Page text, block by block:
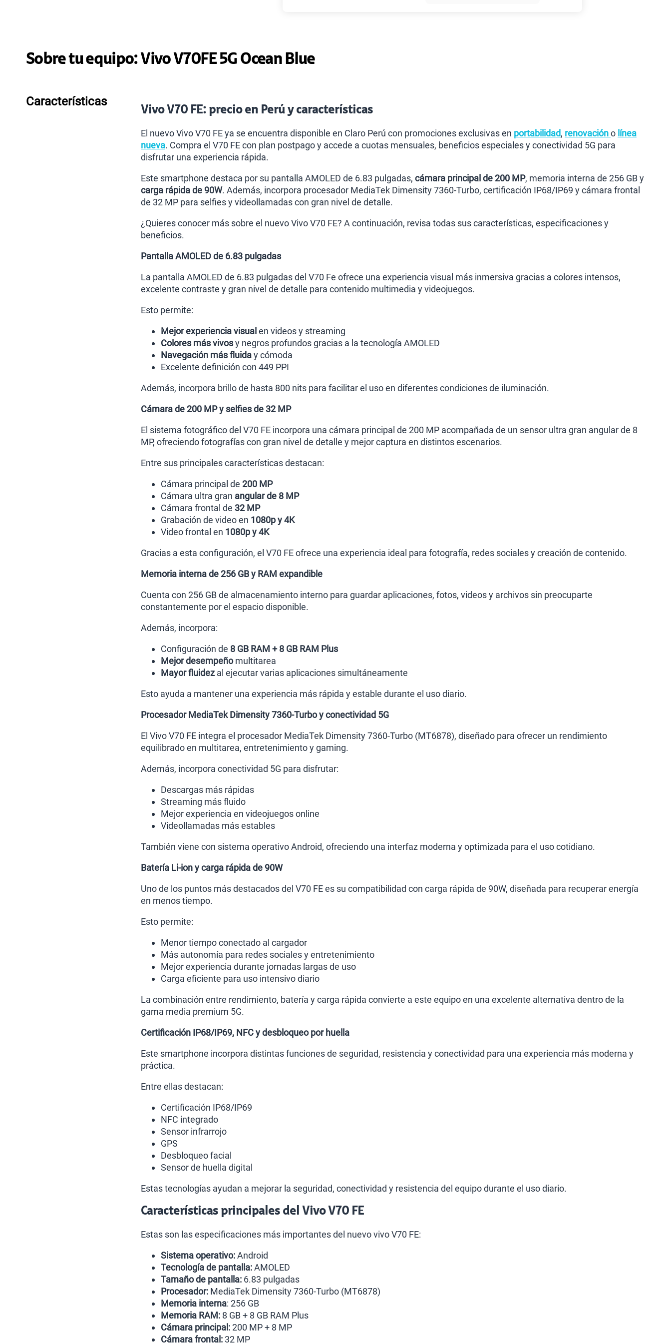
Sobre tu equipo:Vivo V70FE 5G Ocean Blue
Características
Vivo V70 FE: precio en Perú y características
El nuevo Vivo V70 FE ya se encuentra disponible en Claro Perú con promociones exclusivas en portabilidad, renovacióno línea
nueva. Compra el V70 FE con plan postpago y accede a cuotas mensuales, beneficios especiales y conectividad 5G para
disfrutar una experiencia rápida.
Este smartphone destaca por su pantalla AMOLED de 6.83 pulgadas, cámara principal de 200 MP, memoria interna de 256 GB y
carga rápida de 90W. Además, incorpora procesador MediaTek Dimensity 7360-Turbo, certificación IP68/IP69 y cámara frontal
de 32 MP para selfies y videollamadas con gran nivel de detalle.
¿Quieres conocer más sobre el nuevo Vivo V70 FE? A continuación, revisa todas sus características, especificaciones y
beneficios.
Pantalla AMOLED de 6.83 pulgadas
La pantalla AMOLED de 6.83 pulgadas del V70 Fe ofrece una experiencia visual más inmersiva gracias a colores intensos,
excelente contraste y gran nivel de detalle para contenido multimedia y videojuegos.
Esto permite:
Mejor experiencia visual en videos y streaming
Colores más vivosy negros profundos gracias a la tecnología AMOLED
Navegación más fluiday cómoda
Excelente definición con 449 PPI
Además, incorpora brillo de hasta 800 nits para facilitar el uso en diferentes condiciones de iluminación.
Cámara de 200 MP y selfies de 32 MP
El sistema fotográfico del V70 FE incorpora una cámara principal de 200 MP acompañada de un sensor ultra gran angular de 8
MP, ofreciendo fotografías con gran nivel de detalle y mejor captura en distintos escenarios.
Entre sus principales características destacan:
Cámara principal de 200 MP
Cámara ultra gran angular de 8 MP
Cámara frontal de 32 MP
Grabación de video en 1080p y 4K
Video frontal en 1080p y 4K
Gracias a esta configuración, el V70 FE ofrece una experiencia ideal para fotografía, redes sociales y creación de contenido.
Memoria interna de 256 GB y RAM expandible
Cuenta con 256 GB de almacenamiento interno para guardar aplicaciones, fotos, videos y archivos sin preocuparte
constantemente por el espacio disponible.
Además, incorpora:
Configuración de 8 GB RAM + 8 GB RAM Plus
Mejor desempeñomultitarea
Mayor fluidez al ejecutar varias aplicaciones simultáneamente
Esto ayuda a mantener una experiencia más rápida y estable durante el uso diario.
Procesador MediaTek Dimensity 7360-Turbo y conectividad 5G
El Vivo V70 FE integra el procesador MediaTek Dimensity 7360-Turbo (MT6878), diseñado para ofrecer un rendimiento
equilibrado en multitarea, entretenimiento y gaming.
Además, incorpora conectividad 5G para disfrutar:
Descargas más rápidas
Streaming más fluido
Mejor experiencia en videojuegos online
Videollamadas más estables
También viene con sistema operativo Android, ofreciendo una interfaz moderna y optimizada para el uso cotidiano.
Batería Li-ion y carga rápida de 90W
Uno de los puntos más destacados del V70 FE es su compatibilidad con carga rápida de 90W, diseñada para recuperar energía
en menos tiempo.
Esto permite:
Menor tiempo conectado al cargador
Más autonomía para redes sociales y entretenimiento
Mejor experiencia durante jornadas largas de uso
Carga eficiente para uso intensivo diario
La combinación entre rendimiento, batería y carga rápida convierte a este equipo en una excelente alternativa dentro de la
gama media premium 5G.
Certificación IP68/IP69, NFC y desbloqueo por huella
Este smartphone incorpora distintas funciones de seguridad, resistencia y conectividad para una experiencia más moderna y
práctica.
Entre ellas destacan:
Certificación IP68/IP69
NFC integrado
Sensor infrarrojo
GPS
Desbloqueo facial
Sensor de huella digital
Estas tecnologías ayudan a mejorar la seguridad, conectividad y resistencia del equipo durante el uso diario.
Características principales del Vivo V70 FE
Estas son las especificaciones más importantes del nuevo vivo V70 FE:
Sistema operativo:Android
Tecnología de pantalla:AMOLED
Tamaño de pantalla: 6.83 pulgadas
Procesador: MediaTek Dimensity 7360-Turbo (MT6878)
Memoria interna: 256 GB
Memoria RAM: 8 GB + 8 GB RAM Plus
Cámara principal:200 MP + 8 MP
Cámara frontal: 32 MP